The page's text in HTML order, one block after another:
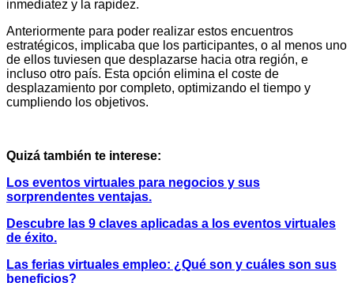
inmediatez y la rapidez.
Anteriormente para poder realizar estos encuentros
estratégicos, implicaba que los participantes, o al menos uno
de ellos tuviesen que desplazarse hacia otra región, e
incluso otro país. Esta opción elimina el coste de
desplazamiento por completo, optimizando el tiempo y
cumpliendo los objetivos.
Quizá también te interese:
Los eventos virtuales para negocios y sus
sorprendentes ventajas.
Descubre las 9 claves aplicadas a los eventos virtuales
de éxito.
Las ferias virtuales empleo: ¿Qué son y cuáles son sus
beneficios?